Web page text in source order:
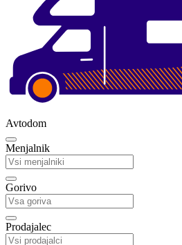
Avtodom
Menjalnik
Gorivo
Prodajalec